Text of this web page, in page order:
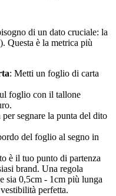
di un dato cruciale: la
Questa è la metrica più
: Metti un foglio di carta
foglio con il tallone
per segnare la punta del dito
del foglio al segno in
è il tuo punto di partenza
brand. Una regola
sia 0,5cm - 1cm più lunga
perfetta.